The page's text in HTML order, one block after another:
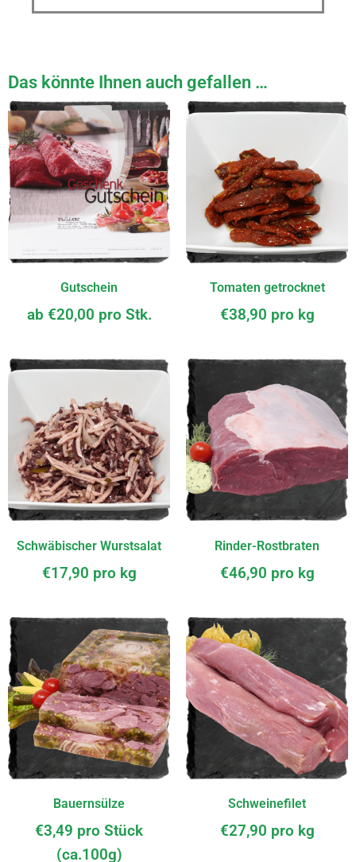
Das könnte Ihnen auch gefallen …
Gutschein
ab €20,00 pro Stk.
Tomaten getrocknet
€38,90 pro kg
Schwäbischer Wurstsalat
€17,90 pro kg
Rinder-Rostbraten
€46,90 pro kg
Bauernsülze
€3,49 pro Stück
(ca.100g)
Schweinefilet
€27,90 pro kg